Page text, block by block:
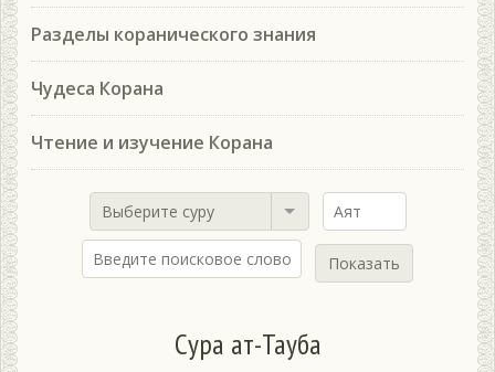
Разделы коранического знания
Чудеса Корана
Чтение и изучение Корана
Выберите суру
Показать
Сура ат-Тауба